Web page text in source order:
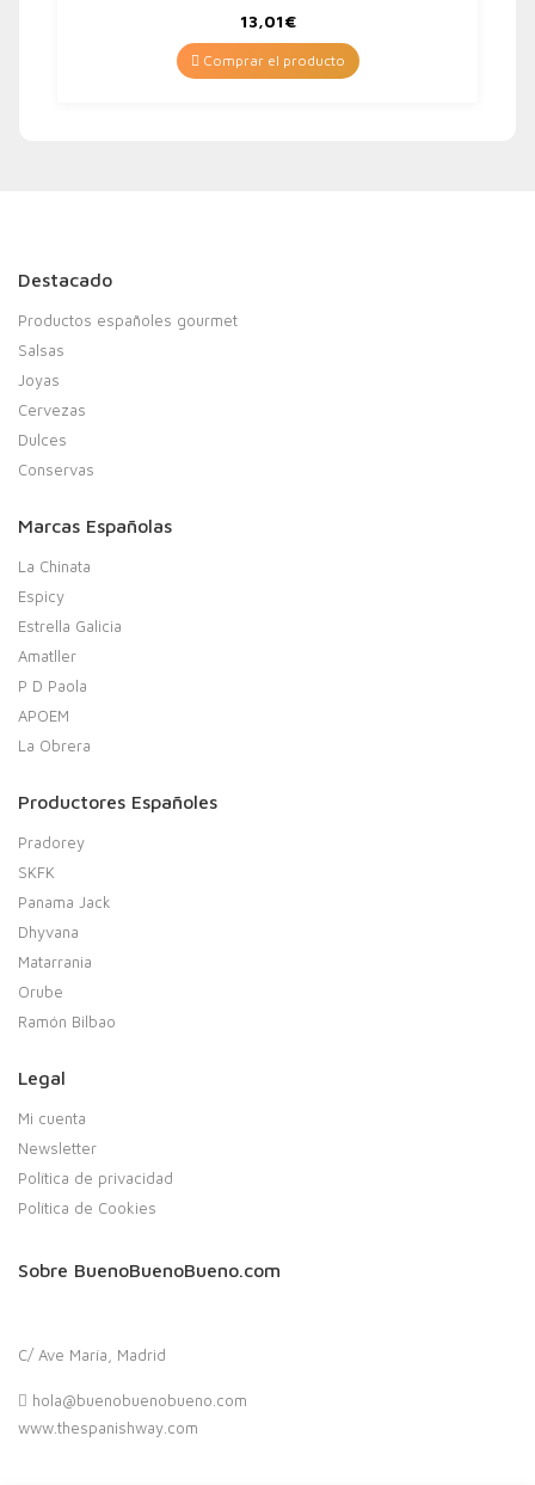
13,01€
Comprar el producto
Destacado
Productos españoles gourmet
Salsas
Joyas
Cervezas
Dulces
Conservas
Marcas Españolas
La Chinata
Espicy
Estrella Galicia
Amatller
P D Paola
APOEM
La Obrera
Productores Españoles
Pradorey
SKFK
Panama Jack
Dhyvana
Matarrania
Orube
Ramón Bilbao
Legal
Mi cuenta
Newsletter
Política de privacidad
Política de Cookies
Sobre BuenoBuenoBueno.com
C/ Ave María, Madrid
hola@buenobuenobueno.com
www.thespanishway.com